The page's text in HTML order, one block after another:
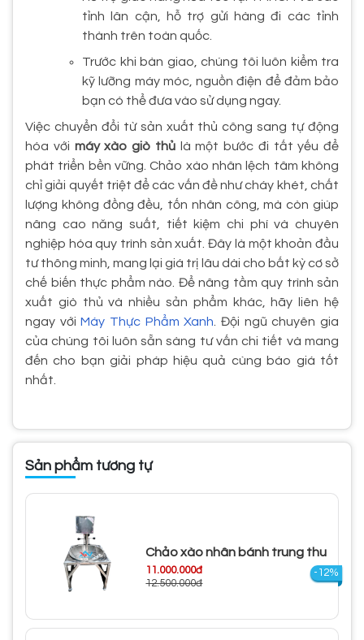
tỉnh lân cận, hỗ trợ gửi hàng đi các tỉnh
thành trên toàn quốc.
Trước khi bàn giao, chúng tôi luôn kiểm tra
kỹ lưỡng máy móc, nguồn điện để đảm bảo
bạn có thể đưa vào sử dụng ngay.
Việc chuyển đổi từ sản xuất thủ công sang tự động
hóa với máy xào giò thủlà một bước đi tất yếu để
phát triển bền vững. Chảo xào nhân lệch tâm không
chỉ giải quyết triệt để các vấn đề như cháy khét, chất
lượng không đồng đều, tốn nhân công, mà còn giúp
nâng cao năng suất, tiết kiệm chi phí và chuyên
nghiệp hóa quy trình sản xuất. Đây là một khoản đầu
tư thông minh, mang lại giá trị lâu dài cho bất kỳ cơ sở
chế biến thực phẩm nào. Để nâng tầm quy trình sản
xuất giò thủ và nhiều sản phẩm khác, hãy liên hệ
ngay với Máy Thực Phẩm Xanh. Đội ngũ chuyên gia
của chúng tôi luôn sẵn sàng tư vấn chi tiết và mang
đến cho bạn giải pháp hiệu quả cùng báo giá tốt
nhất.
Sản phẩm tương tự
Chảo xào nhân bánh trung thu
11.000.000đ
12.500.000đ
-12%